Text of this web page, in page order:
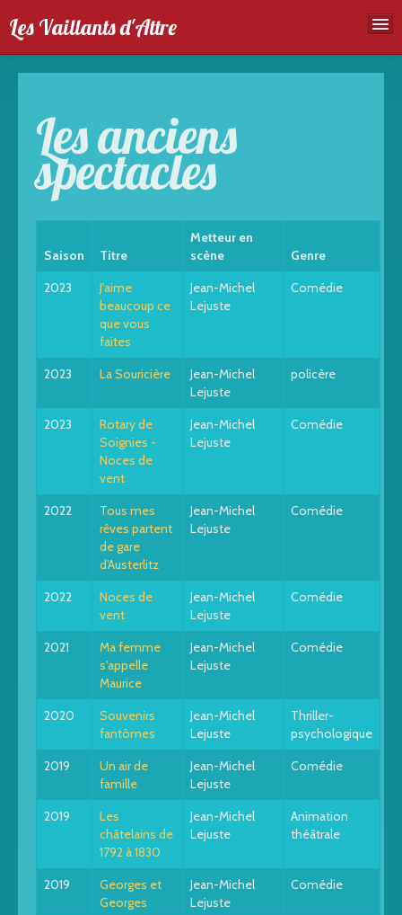
Les Vaillants d'Attre
Spectales
Agenda
Les anciens
spectacles
Saison Titre
Metteur en
scène
Genre
2023
J'aime
beaucoup ce
que vous
faites
Jean-Michel
Lejuste
Comédie
2023 La Souricière
Jean-Michel
Lejuste
policère
2023
Rotary de
Soignies -
Noces de
vent
Jean-Michel
Lejuste
Comédie
2022
Tous mes
rêves partent
de gare
d'Austerlitz
Jean-Michel
Lejuste
Comédie
2022
Noces de
vent
Jean-Michel
Lejuste
Comédie
2021
Ma femme
s'appelle
Maurice
Jean-Michel
Lejuste
Comédie
2020
Souvenirs
fantômes
Jean-Michel
Lejuste
Thriller-
psychologique
2019
Un air de
famille
Jean-Michel
Lejuste
Comédie
2019
Les
châtelains de
1792 à 1830
Jean-Michel
Lejuste
Animation
théâtrale
2019
Georges et
Georges
Jean-Michel
Lejuste
Comédie